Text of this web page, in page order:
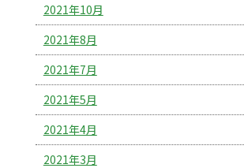
2021年10月
2021年8月
2021年7月
2021年5月
2021年4月
2021年3月